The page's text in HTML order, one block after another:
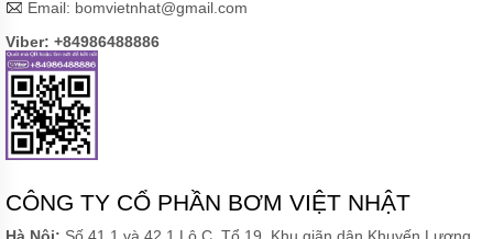
Email: bomvietnhat@gmail.com
Viber: +84986488886
CÔNG TY CỔ PHẦN BƠM VIỆT NHẬT